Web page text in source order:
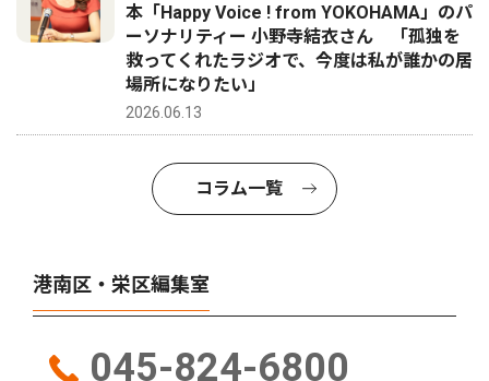
本「Happy Voice ! from YOKOHAMA」のパ
ーソナリティー 小野寺結衣さん 「孤独を
救ってくれたラジオで、今度は私が誰かの居
場所になりたい」
2026.06.13
コラム一覧
港南区・栄区編集室
045-824-6800